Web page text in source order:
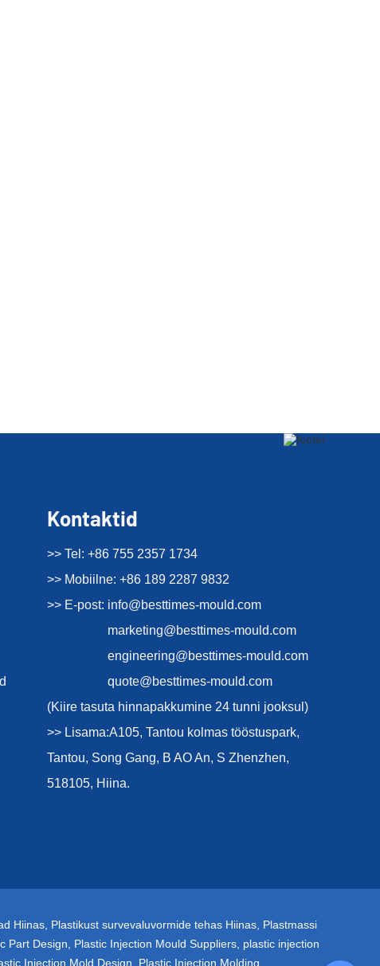
Kontaktid
>> Tel: +86 755 2357 1734
>> Mobiilne: +86 189 2287 9832
>> E-post: info@besttimes-mould.com
marketing@besttimes-mould.com
engineering@besttimes-mould.com
quote@besttimes-mould.com
(Kiire tasuta hinnapakkumine 24 tunni jooksul)
>> Lisama:A105, Tantou kolmas tööstuspark,
Tantou, Song Gang, B AO An, S Zhenzhen,
518105, Hiina.
Hiinas Plastikust survevaluvormide tehas Hiinas Plastmassi
Part Design Plastic Injection Mould Suppliers plastic injection
Injection Mold Design Plastic Injection Molding